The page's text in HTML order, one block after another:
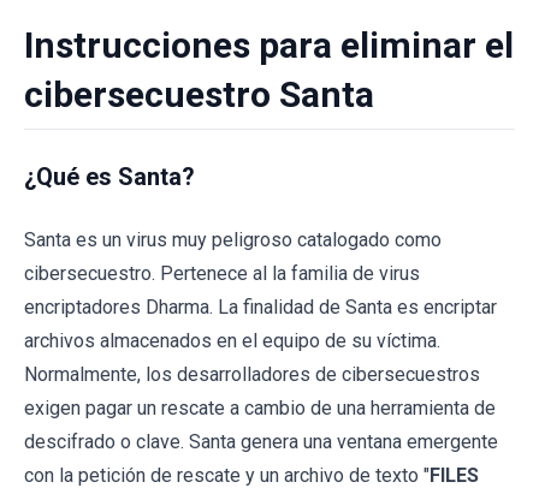
Instrucciones para eliminar el
cibersecuestro Santa
¿Qué es Santa?
Santa es un virus muy peligroso catalogado como
cibersecuestro. Pertenece al la familia de virus
encriptadores Dharma. La finalidad de Santa es encriptar
archivos almacenados en el equipo de su víctima.
Normalmente, los desarrolladores de cibersecuestros
exigen pagar un rescate a cambio de una herramienta de
descifrado o clave. Santa genera una ventana emergente
con la petición de rescate y un archivo de texto "FILES